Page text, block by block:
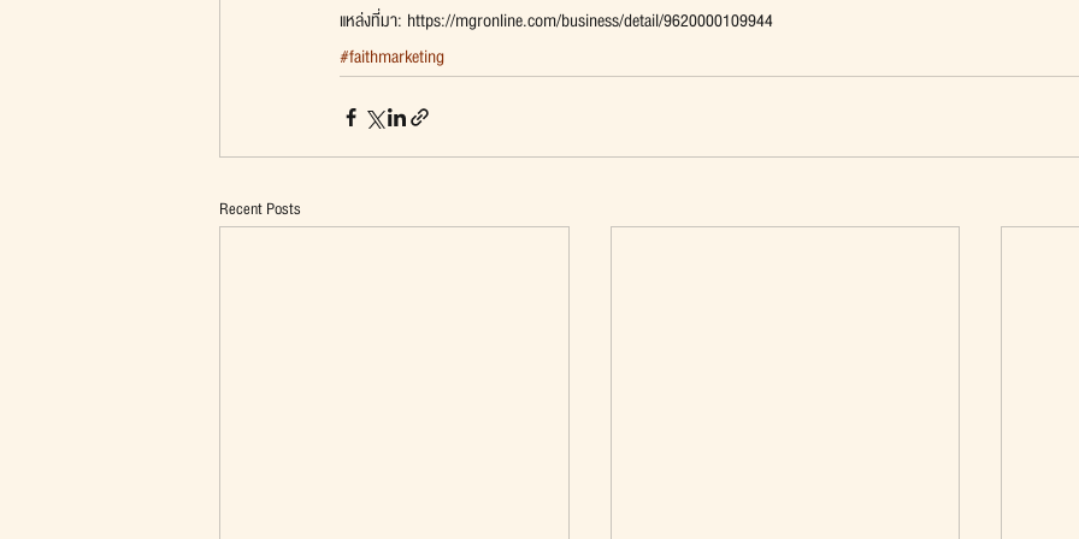
แหล่งที่มา: https://mgronline.com/business/detail/9620000109944
#faithmarketing
Recent Posts